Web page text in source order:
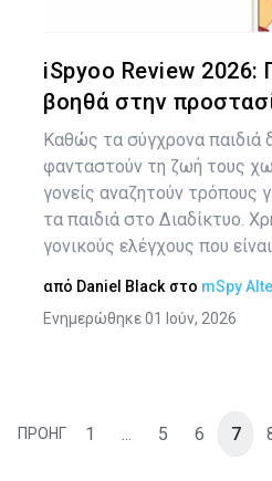
iSpyoo Review
βοηθά στην
Καθώς τα σύγχρονα παιδιά
φανταστούν τη ζωή τους
γονείς αναζητούν τρόπους
τα παιδιά στο Διαδίκτυο.
γονικούς ελέγχους που
από Daniel Black στο mSpy
Ενημερώθηκε 01 Ιούν, 2026
ΠΡΟΗΓ 1 ... 5 6 7